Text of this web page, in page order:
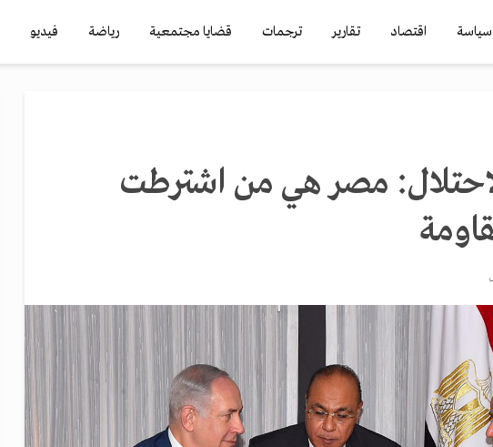
سياسة اقتصاد تقارير ترجمات قضايا مجتمعية رياضة فيديو
مصر هي من اشترطت